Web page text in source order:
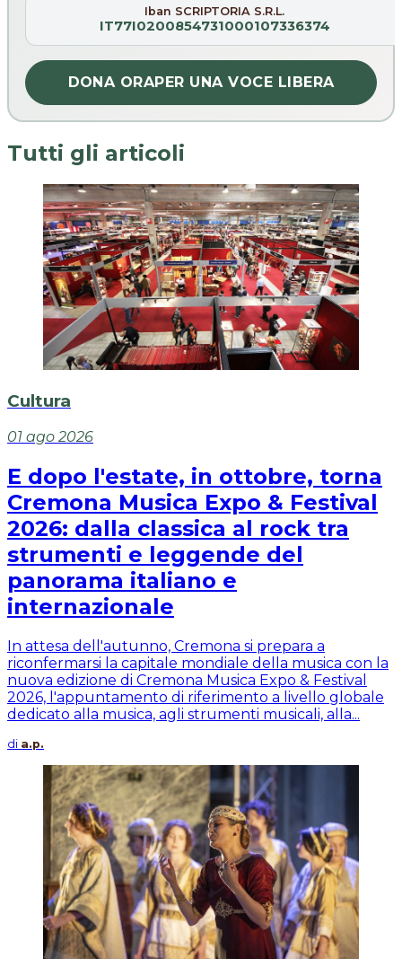
Iban SCRIPTORIA S.R.L.
IT77I0200854731000107336374
DONA ORAPER UNA VOCE LIBERA
Tutti gli articoli
Cultura
01 ago 2026
E dopo l'estate, in ottobre, torna
Cremona Musica Expo & Festival
2026: dalla classica al rock tra
strumenti e leggende del
panorama italiano e
internazionale
In attesa dell'autunno, Cremona si prepara a
riconfermarsi la capitale mondiale della musica con la
nuova edizione di Cremona Musica Expo & Festival
2026, l'appuntamento di riferimento a livello globale
dedicato alla musica, agli strumenti musicali, alla...
di a.p.